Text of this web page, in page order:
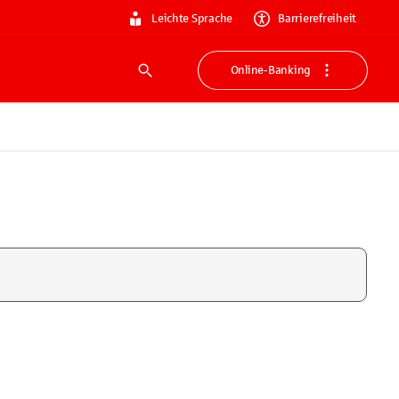
Leichte Sprache Barrierefreiheit
Suche
Online-Banking